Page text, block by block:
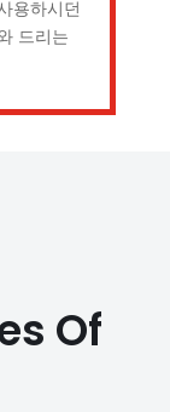
용하시던
드리는
Of